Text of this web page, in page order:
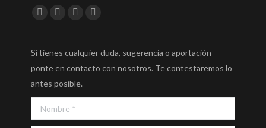
Encuéntranos en:
Si tienes cualquier duda, sugerencia o aportación
ponte en contacto con nosotros. Te contestaremos lo
antes posible.